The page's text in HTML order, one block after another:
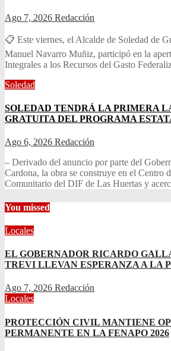
Ago 7, 2026 Redacción
📋 Este viernes, el Alcalde de Soledad de
Manuel Navarro Muñiz, participó en la
Integrales a los Recursos del Gasto
Soledad
SOLEDAD TENDRÁ LA PRIMERA
GRATUITA DEL PROGRAMA
Ago 6, 2026 Redacción
– Derivado del anuncio por parte del
Cardona, la obra se construye en el Centro
Comunitario del DIF de Las Huertas y
You missed
Locales
EL GOBERNADOR RICARDO
TREVI LLEVAN ESPERANZA A LA
Ago 7, 2026 Redacción
Locales
PROTECCIÓN CIVIL MANTIENE
PERMANENTE EN LA FENAPO 2026